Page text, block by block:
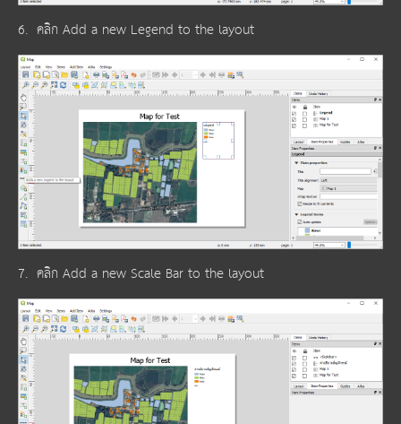
6. คลิก Add a new Legend to the layout
7. คลิก Add a new Scale Bar to the layout